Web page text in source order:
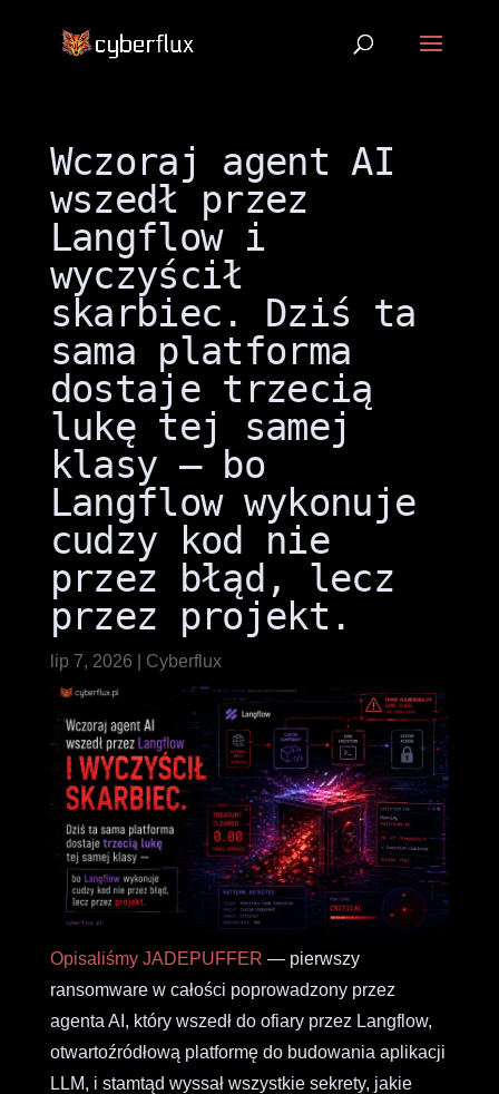
Wczoraj agent AI
wszedł przez
Langflow i
wyczyścił
skarbiec. Dziś ta
sama platforma
dostaje trzecią
lukę tej samej
klasy — bo
Langflow wykonuje
cudzy kod nie
przez błąd, lecz
przez projekt.
lip 7, 2026 Cyberflux
Opisaliśmy JADEPUFFER — pierwszy
ransomware w całości poprowadzony przez
agenta AI, który wszedł do ofiary przez Langflow,
otwartoźródłową platformę do budowania aplikacji
LLM, i stamtąd wyssał wszystkie sekrety, jakie